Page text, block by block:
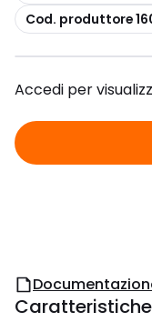
copia
Cod. produttore
Accedi per